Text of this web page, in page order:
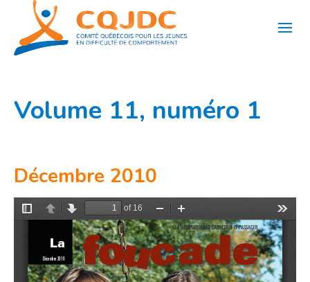
contenu
Volume 11, numéro 1
Décembre 2010